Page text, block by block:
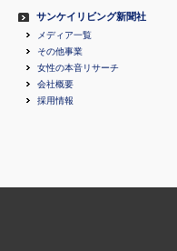
サンケイリビング新聞社
メディア一覧
その他事業
女性の本音リサーチ
会社概要
採用情報